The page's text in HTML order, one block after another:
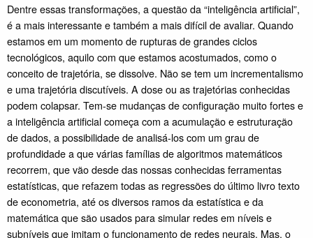
Dentre essas transformações, a questão da “inteligência artificial”,
é a mais interessante e também a mais difícil de avaliar. Quando
estamos em um momento de rupturas de grandes ciclos
tecnológicos, aquilo com que estamos acostumados, como o
conceito de trajetória, se dissolve. Não se tem um incrementalismo
e uma trajetória discutíveis. A dose ou as trajetórias conhecidas
podem colapsar. Tem-se mudanças de configuração muito fortes e
a inteligência artificial começa com a acumulação e estruturação
de dados, a possibilidade de analisá-los com um grau de
profundidade a que várias famílias de algoritmos matemáticos
recorrem, que vão desde das nossas conhecidas ferramentas
estatísticas, que refazem todas as regressões do último livro texto
de econometria, até os diversos ramos da estatística e da
matemática que são usados para simular redes em níveis e
subníveis que imitam o funcionamento de redes neurais. Mas, o